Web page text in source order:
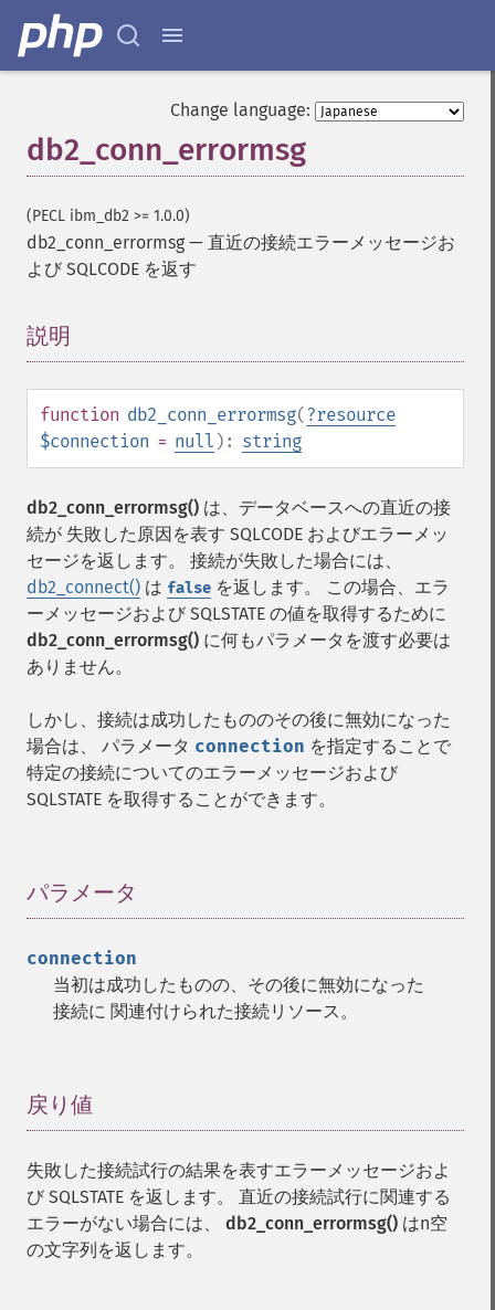
Change language:
db2_conn_errormsg
(PECL ibm_db2 >= 1.0.0)
db2_conn_errormsg — 直近の接続エラーメッセージお
よび SQLCODE を返す
説明
function db2_conn_errormsg(?resource
$connection = null ): string
db2_conn_errormsg() は、データベースへの直近の接
続が 失敗した原因を表す SQLCODE およびエラーメッ
セージを返します。 接続が失敗した場合には、
db2_connect() は false を返します。 この場合、エラ
ーメッセージおよび SQLSTATE の値を取得するために
db2_conn_errormsg() に何もパラメータを渡す必要は
ありません。
しかし、接続は成功したもののその後に無効になった
場合は、 パラメータ connection を指定することで
特定の接続についてのエラーメッセージおよび
SQLSTATE を取得することができます。
パラメータ
connection
当初は成功したものの、その後に無効になった
接続に 関連付けられた接続リソース。
戻り値
失敗した接続試行の結果を表すエラーメッセージおよ
び SQLSTATE を返します。 直近の接続試行に関連する
エラーがない場合には、 db2_conn_errormsg() はn空
の文字列を返します。